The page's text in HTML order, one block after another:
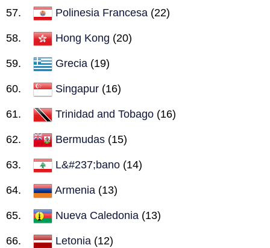
Polinesia Francesa (22)
Hong Kong (20)
Grecia (19)
Singapur (16)
Trinidad and Tobago (16)
Bermudas (15)
L&#237;bano (14)
Armenia (13)
Nueva Caledonia (13)
Letonia (12)